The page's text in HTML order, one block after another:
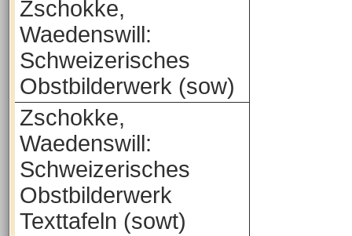
Zschokke,
Waedenswill:
Schweizerisches
Obstbilderwerk (sow)
Zschokke,
Waedenswill:
Schweizerisches
Obstbilderwerk
Texttafeln (sowt)